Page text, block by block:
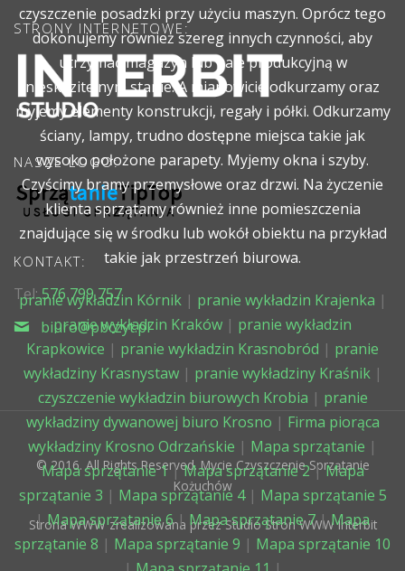
czyszczenie posadzki przy użyciu maszyn. Oprócz tego
dokonujemy również szereg innych czynności, aby
utrzymać magazyn lub hale produkcyjną w
nieskazitelnym stanie. A mianowicie odkurzamy oraz
myjemy elementy konstrukcji, regały i półki. Odkurzamy
ściany, lampy, trudno dostępne miejsca takie jak
wysoko położone parapety. Myjemy okna i szyby.
Czyścimy bramy przemysłowe oraz drzwi. Na życzenie
klienta sprzątamy również inne pomieszczenia
znajdujące się w środku lub wokół obiektu na przykład
takie jak przestrzeń biurowa.
pranie wykładzin Kórnik| pranie wykładzin Krajenka |
pranie wykładzin Kraków | pranie wykładzin
Krapkowice | pranie wykładzin Krasnobród | pranie
wykładziny Krasnystaw| pranie wykładziny Kraśnik|
czyszczenie wykładzin biurowych Krobia | pranie
wykładziny dywanowej biuro Krosno | Firma piorąca
wykładziny Krosno Odrzańskie | Mapa sprzątanie |
Mapa sprzątanie 1|Mapa sprzątanie 2|Mapa
sprzątanie 3 | Mapa sprzątanie 4| Mapa sprzątanie 5
|Mapa sprzątanie 6| Mapa sprzątanie 7|Mapa
sprzątanie 8 | Mapa sprzątanie 9 | Mapa sprzątanie 10
STRONY INTERNETOWE:
NASZE LOGO:
KONTAKT:
Tel:576 799 757
biuro@pbczyt.pl
© 2016. All Rights Reserved. Mycie Czyszczenie Sprzątanie
Kożuchów
Strona WWW zrealizowana przez Studio Stron WWW Interbit